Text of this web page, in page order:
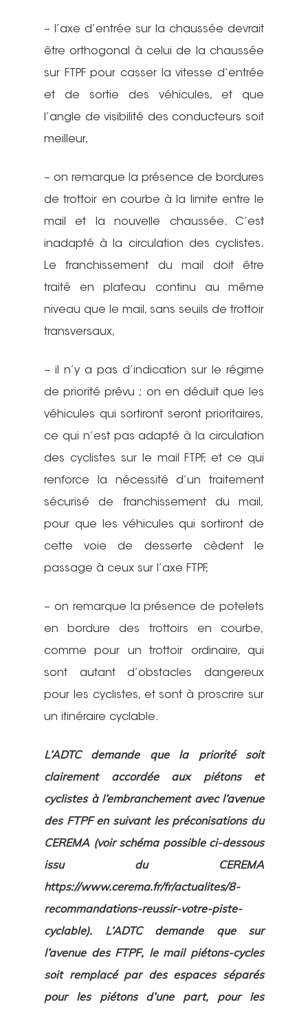
– l’axe d’entrée sur la chaussée devrait
être orthogonal à celui de la chaussée
sur FTPF pour casser la vitesse d’entrée
et de sortie des véhicules, et que
l’angle de visibilité des conducteurs soit
meilleur,
– on remarque la présence de bordures
de trottoir en courbe à la limite entre le
mail et la nouvelle chaussée. C’est
inadapté à la circulation des cyclistes.
Le franchissement du mail doit être
traité en plateau continu au même
niveau que le mail, sans seuils de trottoir
transversaux,
– il n’y a pas d’indication sur le régime
de priorité prévu ; on en déduit que les
véhicules qui sortiront seront prioritaires,
ce qui n’est pas adapté à la circulation
des cyclistes sur le mail FTPF, et ce qui
renforce la nécessité d’un traitement
sécurisé de franchissement du mail,
pour que les véhicules qui sortiront de
cette voie de desserte cèdent le
passage à ceux sur l’axe FTPF,
– on remarque la présence de potelets
en bordure des trottoirs en courbe,
comme pour un trottoir ordinaire, qui
sont autant d’obstacles dangereux
pour les cyclistes, et sont à proscrire sur
un itinéraire cyclable.
L’ADTC demande que la priorité soit
clairement accordée aux piétons et
cyclistes à l’embranchement avec l’avenue
des FTPF en suivant les préconisations du
CEREMA (voir schéma possible ci-dessous
issu du CEREMA
https://www.cerema.fr/fr/actualites/8-
recommandations-reussir-votre-piste-
cyclable). L’ADTC demande que sur
l’avenue des FTPF, le mail piétons-cycles
soit remplacé par des espaces séparés
pour les piétons d’une part, pour les